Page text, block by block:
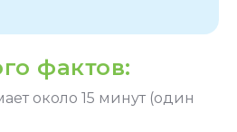
фактов:
около 15 минут (один